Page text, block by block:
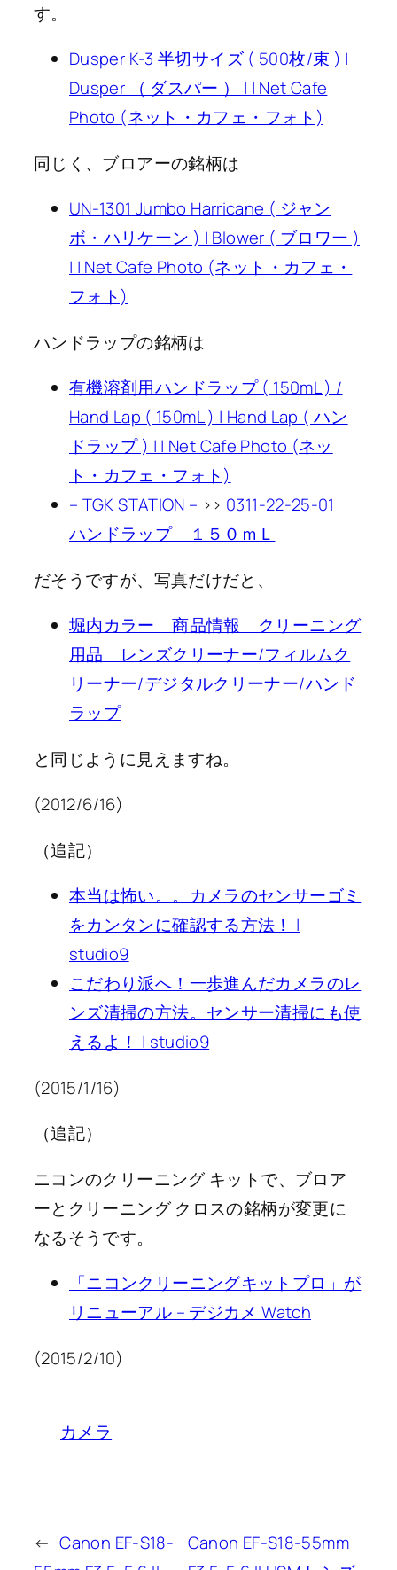
す。
Dusper K-3 半切サイズ ( 500枚/束 ) |
Dusper （ ダスパー ） | | Net Cafe
Photo (ネット・カフェ・フォト)
同じく、ブロアーの銘柄は
UN-1301 Jumbo Harricane ( ジャン
ボ・ハリケーン ) | Blower ( ブロワー )
| | Net Cafe Photo (ネット・カフェ・
フォト)
ハンドラップの銘柄は
有機溶剤用ハンドラップ ( 150mL ) /
Hand Lap ( 150mL ) | Hand Lap ( ハン
ドラップ ) | | Net Cafe Photo (ネッ
ト・カフェ・フォト)
– TGK STATION – >> 0311-22-25-01
ハンドラップ １５０ｍＬ
だそうですが、写真だけだと、
堀内カラー 商品情報 クリーニング
用品 レンズクリーナー/フィルムク
リーナー/デジタルクリーナー/ハンド
ラップ
と同じように見えますね。
(2012/6/16)
（追記）
本当は怖い。。カメラのセンサーゴミ
をカンタンに確認する方法！ |
studio9
こだわり派へ！一歩進んだカメラのレ
ンズ清掃の方法。センサー清掃にも使
えるよ！ | studio9
(2015/1/16)
（追記）
ニコンのクリーニング キットで、ブロア
ーとクリーニング クロスの銘柄が変更に
なるそうです。
「ニコンクリーニングキットプロ」が
リニューアル – デジカメ Watch
(2015/2/10)
カメラ
← Canon EF-S18-
Canon EF-S18-55mm